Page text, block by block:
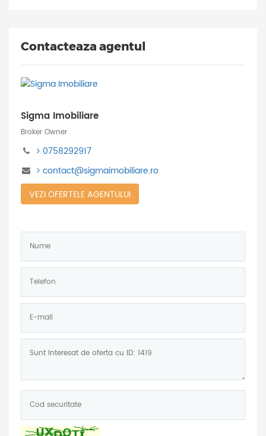
Contacteaza agentul
Sigma Imobiliare
Broker Owner
0758292917
contact@sigmaimobiliare.ro
VEZI OFERTELE AGENTULUI
mail:
securitate:
*